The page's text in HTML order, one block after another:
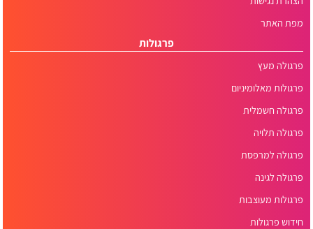
מפת האתר
פרגולות
פרגולה מעץ
פרגולות מאלומיניום
פרגולה חשמלית
פרגולה תלויה
פרגולה למרפסת
פרגולה לגינה
פרגולות מעוצבות
חידוש פרגולות